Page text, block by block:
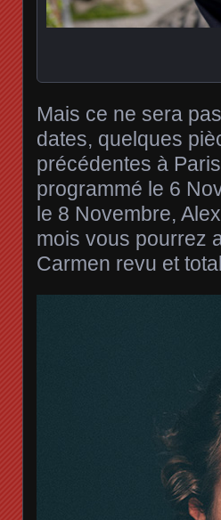
Mais ce ne sera
dates, quelques
précédentes à
programmé le 6
le 8 Novembre,
mois vous pourrez
Carmen revu et